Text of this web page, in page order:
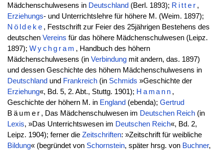
Mädchenschulwesens in Deutschland (Berl. 1893); Ritter ,
Erziehungs- und Unterrichtslehre für höhere M. (Weim. 1897);
Nöldeke , Festschrift zur Feier des 25jährigen Bestehens des
deutschen Vereins für das höhere Mädchenschulwesen (Leipz.
1897); Wychgram , Handbuch des höhern
Mädchenschulwesens (in Verbindungmit andern, das. 1897)
und dessen Geschichte des höhern Mädchenschulwesens in
Deutschland und Frankreich(in Schmids »Geschichte der
Erziehung«, Bd. 5, 2. Abt., Stuttg. 1901); Hamann ,
Geschichte der höhern M. in England (ebenda); Gertrud
Bäumer , Das Mädchenschulwesen im Deutschen Reich (in
Lexis, »Das Unterrichtswesen im Deutschen Reich«, Bd. 2,
Leipz. 1904); ferner die Zeitschriften: »Zeitschrift für weibliche
Bildung« (begründet von Schornstein, später hrsg. von Buchner,